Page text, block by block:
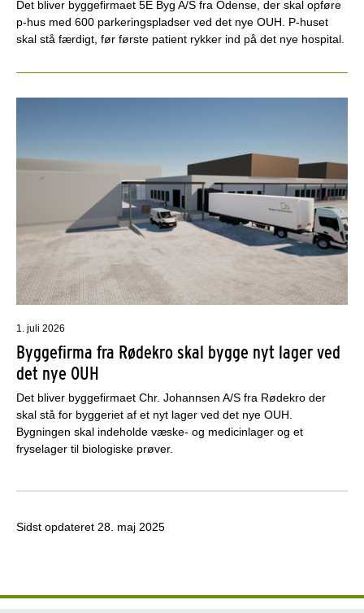
Det bliver byggefirmaet 5E Byg A/S fra Odense, der skal opføre
p-hus med 600 parkeringspladser ved det nye OUH. P-huset
skal stå færdigt, før første patient rykker ind på det nye hospital.
1. juli 2026
Byggefirma fra Rødekro skal bygge nyt lager ved
det nye OUH
Det bliver byggefirmaet Chr. Johannsen A/S fra Rødekro der
skal stå for byggeriet af et nyt lager ved det nye OUH.
Bygningen skal indeholde væske- og medicinlager og et
fryselager til biologiske prøver.
Sidst opdateret 28. maj 2025